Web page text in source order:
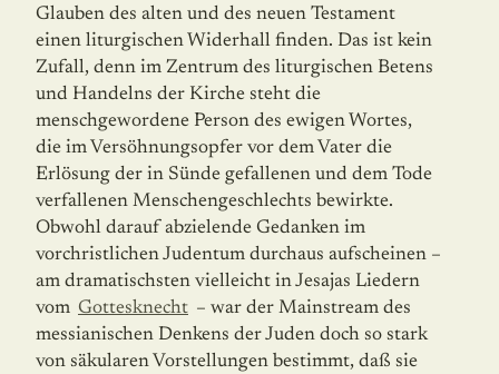
Glauben des alten und des neuen Testament
einen liturgischen Widerhall finden. Das ist kein
Zufall, denn im Zentrum des liturgischen Betens
und Handelns der Kirche steht die
menschgewordene Person des ewi­gen Wortes,
die im Versöhnungsopfer vor dem Vater die
Erlösung der in Sünde gefal­lenen und dem Tode
verfallenen Menschengeschlechts bewirkte.
Obwohl darauf abzielende Gedanken im
vorchristlichen Judentum durchaus aufscheinen –
am dramatischsten viel­leicht in Jesajas Liedern
vom Gottesknecht – war der Mainstream des
messianischen Den­kens der Juden doch so stark
von säkularen Vorstellungen bestimmt, daß sie